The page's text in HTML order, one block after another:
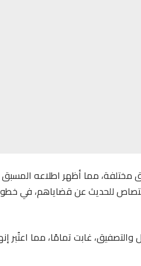
مختلفة، مما أظهر اطلاعه
للحديث عن قضاياهم، في
غابت تمامًا، مما اعتُبر